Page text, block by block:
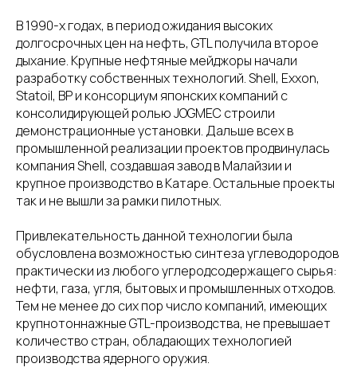
В 1990-х годах, в период ожидания высоких
долгосрочных цен на нефть, GTL получила второе
дыхание. Крупные нефтяные мейджоры начали
разработку собственных технологий. Shell, Exxon,
Statoil, ВР и консорциум японских компаний с
консолидирующей ролью JOGMEC строили
демонстрационные установки. Дальше всех в
промышленной реализации проектов продвинулась
компания Shell, создавшая завод в Малайзии и
крупное производство в Катаре. Остальные проекты
так и не вышли за рамки пилотных.
Привлекательность данной технологии была
обусловлена возможностью синтеза углеводородов
практически из любого углеродсодержащего сырья:
нефти, газа, угля, бытовых и промышленных отходов.
Тем не менее до сих пор число компаний, имеющих
крупнотоннажные GTL-производства, не превышает
количество стран, обладающих технологией
производства ядерного оружия.